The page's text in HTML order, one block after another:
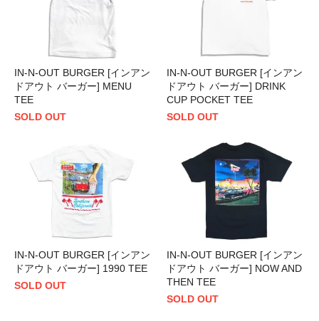
IN-N-OUT BURGER [インアン
ドアウト バーガー] MENU
TEE
SOLD OUT
IN-N-OUT BURGER [インアン
ドアウト バーガー] DRINK
CUP POCKET TEE
SOLD OUT
IN-N-OUT BURGER [インアン
ドアウト バーガー] 1990 TEE
SOLD OUT
IN-N-OUT BURGER [インアン
ドアウト バーガー] NOW AND
THEN TEE
SOLD OUT